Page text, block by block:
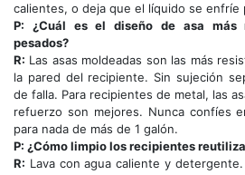
calientes, o deja que el líquido se enfríe
P: ¿Cuál es el diseño de asa más
pesados?
R: Las asas moldeadas son las más
la pared del recipiente. Sin sujeción
de falla. Para recipientes de metal, las
refuerzo son mejores. Nunca confíes
para nada de más de 1 galón.
P: ¿Cómo limpio los recipientes
R: Lava con agua caliente y